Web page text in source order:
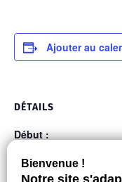
Ajouter au
DÉTAILS
Début :
14:00
Fin :